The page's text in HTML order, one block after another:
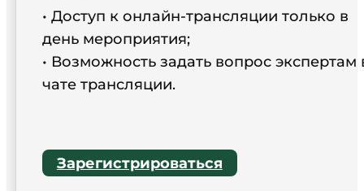
• Доступ к онлайн-трансляции только в
день мероприятия;
• Возможность задать вопрос экспертам
чате трансляции.
Зарегистрироваться